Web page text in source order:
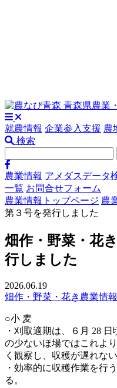
就農情報 企業参入支援 農
検索
農業情報 アメダスデータ
一覧 お問合せフォーム
農業情報トップページ 農
第３号を発行しました
畑作・野菜・花
行しました
2026.06.19
畑作・野菜・花き 農業情報
○小 麦
・刈取適期は、６月 28
の少ないほ場ではこれよ
く観察し、収穫が遅れな
・効率的に収穫作業を行
る。